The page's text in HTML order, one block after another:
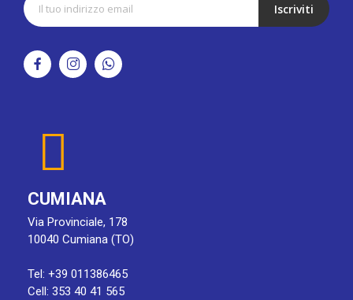
Iscriviti
CUMIANA
Via Provinciale, 178
10040 Cumiana (TO)
Tel: +39 011386465
Cell: 353 40 41 565